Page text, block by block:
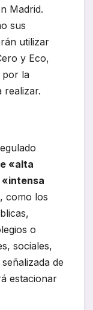
Madrid.
sus
utilizar
y Eco,
por la
realizar.
«alta
, como los
o
sociales,
de
estacionar